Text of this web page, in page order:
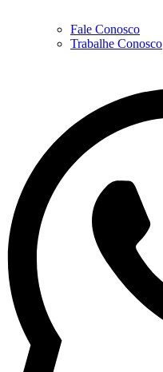
Fale Conosco
Trabalhe Conosco